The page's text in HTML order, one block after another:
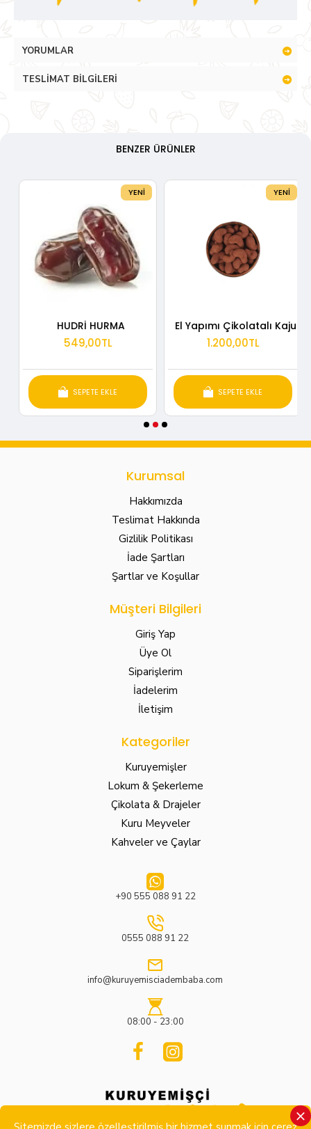
YORUMLAR
TESLIMAT BILGILERI
BENZER ÜRÜNLER
YENI
HUDRİ HURMA
549,00TL
SEPETE EKLE
YENI
El Yapımı Çikolatalı Kaju
1.200,00TL
SEPETE EKLE
Kurumsal
Hakkımızda
Teslimat Hakkında
Gizlilik Politikası
İade Şartları
Şartlar ve Koşullar
Müşteri Bilgileri
Giriş Yap
Üye Ol
Siparişlerim
İadelerim
İletişim
Kategoriler
Kuruyemişler
Lokum & Şekerleme
Çikolata & Drajeler
Kuru Meyveler
Kahveler ve Çaylar
+90 555 088 91 22
0555 088 91 22
info@kuruyemisciadembaba.com
08:00 - 23:00